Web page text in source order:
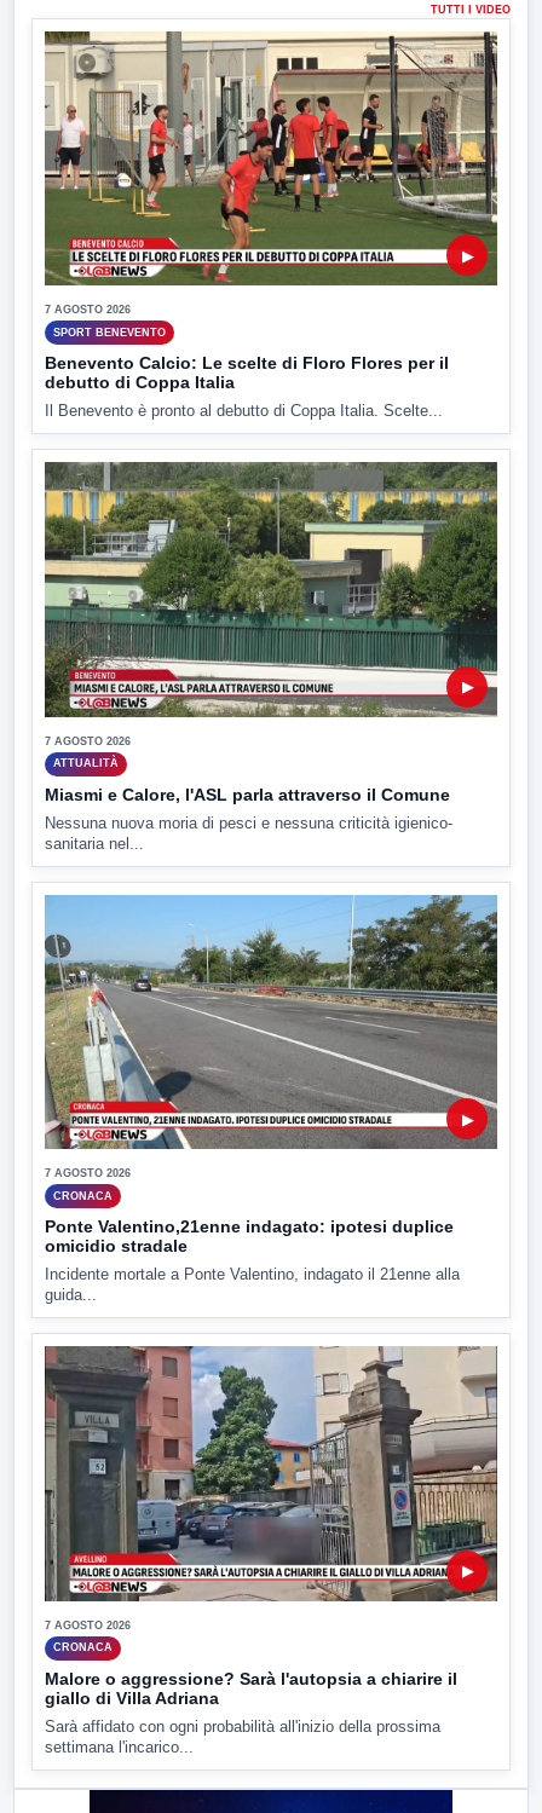
TUTTI I VIDEO
▶
7 AGOSTO 2026
SPORT BENEVENTO
Benevento Calcio: Le scelte di Floro Flores per il
debutto di Coppa Italia
Il Benevento è pronto al debutto di Coppa Italia. Scelte...
▶
7 AGOSTO 2026
ATTUALITÀ
Miasmi e Calore, l'ASL parla attraverso il Comune
Nessuna nuova moria di pesci e nessuna criticità igienico-
sanitaria nel...
▶
7 AGOSTO 2026
CRONACA
Ponte Valentino,21enne indagato: ipotesi duplice
omicidio stradale
Incidente mortale a Ponte Valentino, indagato il 21enne alla
guida...
▶
7 AGOSTO 2026
CRONACA
Malore o aggressione? Sarà l'autopsia a chiarire il
giallo di Villa Adriana
Sarà affidato con ogni probabilità all'inizio della prossima
settimana l'incarico...